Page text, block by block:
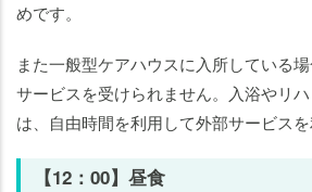
めです。
また一般型ケアハウスに入所している
サービスを受けられません。入浴やリ
は、自由時間を利用して外部サービスを
【12：00】昼食